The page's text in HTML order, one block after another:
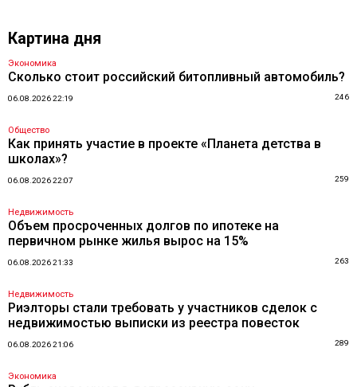
Картина дня
Экономика
Сколько стоит российский битопливный автомобиль?
06.08.2026 22:19 246
Общество
Как принять участие в проекте «Планета детства в
школах»?
06.08.2026 22:07 259
Недвижимость
Объем просроченных долгов по ипотеке на
первичном рынке жилья вырос на 15%
06.08.2026 21:33 263
Недвижимость
Риэлторы стали требовать у участников сделок с
недвижимостью выписки из реестра повесток
06.08.2026 21:06 289
Экономика